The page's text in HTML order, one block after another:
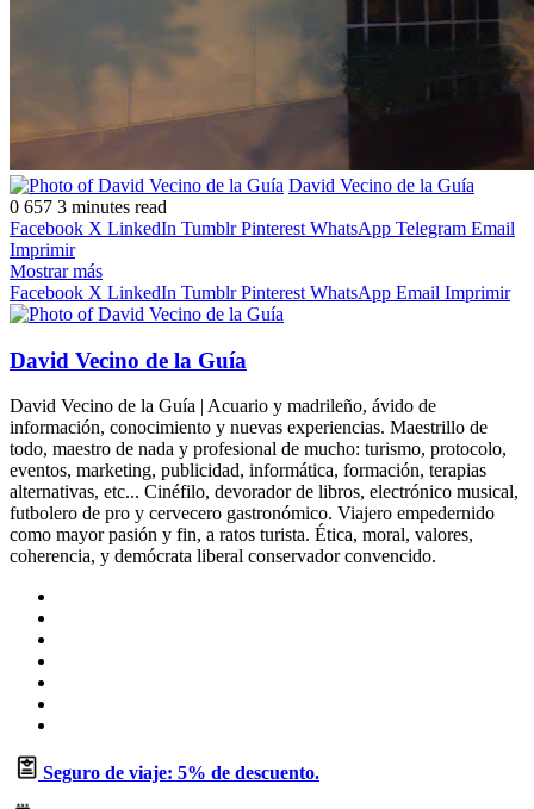
David Vecino de la Guía
X
email
0 657 3 minutes read
Facebook X LinkedIn Tumblr Pinterest WhatsApp Telegram Email
Imprimir
Mostrar más
Facebook X LinkedIn Tumblr Pinterest WhatsApp Email Imprimir
David Vecino de la Guía
David Vecino de la Guía | Acuario y madrileño, ávido de
información, conocimiento y nuevas experiencias. Maestrillo de
todo, maestro de nada y profesional de mucho: turismo, protocolo,
eventos, marketing, publicidad, informática, formación, terapias
alternativas, etc... Cinéfilo, devorador de libros, electrónico musical,
futbolero de pro y cervecero gastronómico. Viajero empedernido
como mayor pasión y fin, a ratos turista. Ética, moral, valores,
coherencia, y demócrata liberal conservador convencido.
Seguro de viaje: 5% de descuento.